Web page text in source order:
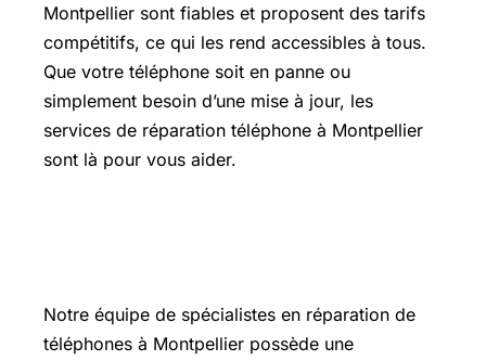
Montpellier sont fiables et proposent des tarifs
compétitifs, ce qui les rend accessibles à tous.
Que votre téléphone soit en panne ou
simplement besoin d’une mise à jour, les
services de réparation téléphone à Montpellier
sont là pour vous aider.
Notre équipe de spécialistes en réparation de
téléphones à Montpellier possède une